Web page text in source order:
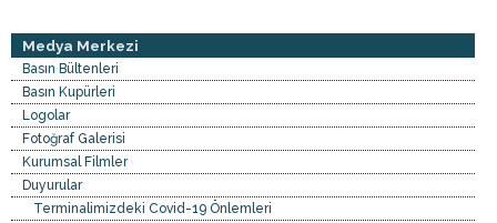
Medya Merkezi
Basın Bültenleri
Basın Kupürleri
Logolar
Fotoğraf Galerisi
Kurumsal Filmler
Duyurular
Terminalimizdeki Covid-19 Önlemleri